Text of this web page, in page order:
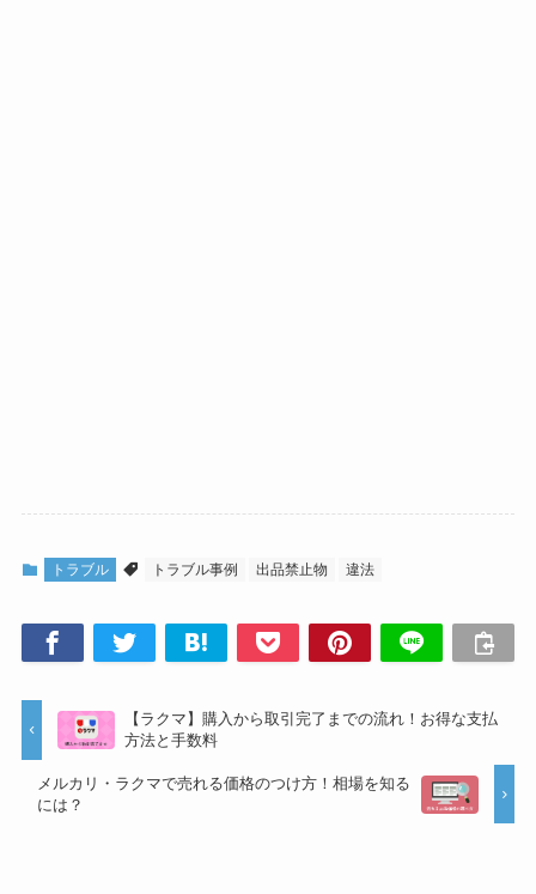
トラブル トラブル事例 出品禁止物 違法
【ラクマ】購入から取引完了までの流れ！お得な支払
方法と手数料
メルカリ・ラクマで売れる価格のつけ方！相場を知る
には？